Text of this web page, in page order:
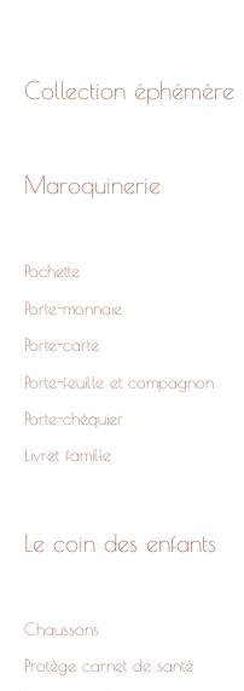
Collection éphémère
Maroquinerie
Pochette
Porte-monnaie
Porte-carte
Porte-feuille et compagnon
Porte-chéquier
Livret famille
Le coin des enfants
Chaussons
Protège carnet de santé